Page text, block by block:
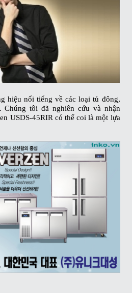
hiệu nổi tiếng về các loại tủ đông,
Chúng tôi đã nghiên cứu và nhận
USDS-45RIR có thể coi là một lựa